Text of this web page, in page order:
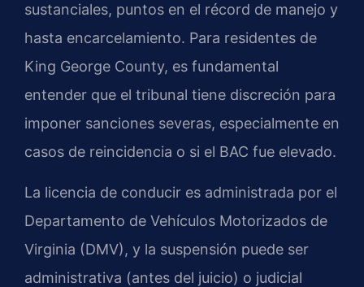
sustanciales, puntos en el récord de manejo y
hasta encarcelamiento. Para residentes de
King George County, es fundamental
entender que el tribunal tiene discreción para
imponer sanciones severas, especialmente en
casos de reincidencia o si el BAC fue elevado.
La licencia de conducir es administrada por el
Departamento de Vehículos Motorizados de
Virginia (DMV), y la suspensión puede ser
administrativa (antes del juicio) o judicial